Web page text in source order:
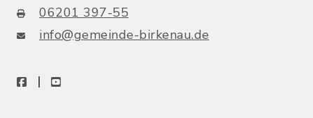
06201 397-55
info@gemeinde-birkenau.de
facebookyoutube